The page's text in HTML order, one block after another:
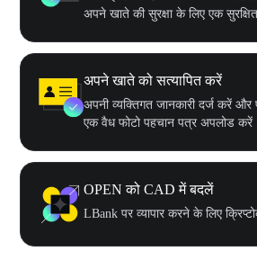
अपने खाते की सुरक्षा के लिए एक सुरक्षित
अपने खाते को सत्यापित करें
अपनी व्यक्तिगत जानकारी दर्ज करें
एक वैध फोटो पहचान पत्र अपलोड करें
OPEN को CAD में बदलें
LBank पर व्यापार करने के लिए